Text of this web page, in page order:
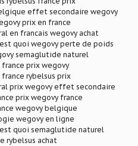
effet secondaire wegovy
prix en france
en francais wegovy achat
quoi wegovy perte de poids
semaglutide naturel
prix wegovy
rybelsus prix
prix wegovy effet secondaire
prix wegovy france
wegovy belgique
wegovy en ligne
quoi semaglutide naturel
rybelsus achat